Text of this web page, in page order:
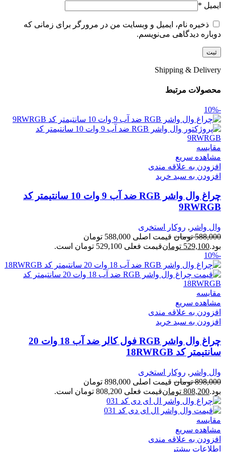
ایمیل *
ذخیره نام، ایمیل و وبسایت من در مرورگر برای زمانی که
دوباره دیدگاهی می‌نویسم.
Shipping & Delivery
محصولات مرتبط
-10%
مقایسه
مشاهده سریع
افزودن به علاقه مندی
افزودن به سبد خرید
چراغ وال واشر RGB ضد آب 9 وات 10 سانتیمتر کد
9RWRGB
وال واشر , روکار استخری
588,000 تومان
قیمت اصلی 588,000 تومان
بود.529,100 تومانقیمت فعلی 529,100 تومان است.
-10%
مقایسه
مشاهده سریع
افزودن به علاقه مندی
افزودن به سبد خرید
چراغ وال واشر RGB فول کالر ضد آب 18 وات 20
سانتیمتر کد 18RWRGB
وال واشر , روکار استخری
898,000 تومان
قیمت اصلی 898,000 تومان
بود.808,200 تومانقیمت فعلی 808,200 تومان است.
مقایسه
مشاهده سریع
افزودن به علاقه مندی
اطلاعات بیشتر